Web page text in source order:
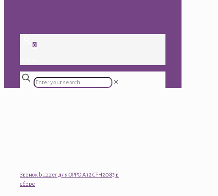
0
✕
Звонок buzzer для OPPO A12 CPH2083 в
сборе